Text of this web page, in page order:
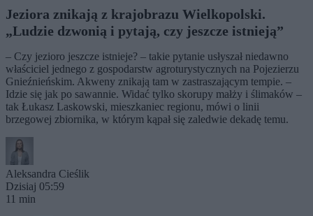
Jeziora znikają z krajobrazu Wielkopolski.
„Ludzie dzwonią i pytają, czy jeszcze istnieją”
– Czy jezioro jeszcze istnieje? – takie pytanie usłyszał niedawno
właściciel jednego z gospodarstw agroturystycznych na Pojezierzu
Gnieźnieńskim. Akweny znikają tam w zastraszającym tempie. –
Idzie się jak po sawannie. Widać tylko skorupy małży i ślimaków –
tak Łukasz Laskowski, mieszkaniec regionu, mówi o linii
brzegowej zbiornika, w którym kąpał się zaledwie dekadę temu.
Aleksandra Cieślik
Dzisiaj 05:59
11 min